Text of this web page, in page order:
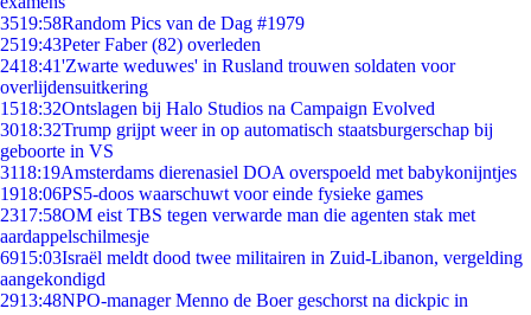
3519:58Random Pics van de Dag #1979
2519:43Peter Faber (82) overleden
2418:41'Zwarte weduwes' in Rusland trouwen soldaten voor
overlijdensuitkering
1518:32Ontslagen bij Halo Studios na Campaign Evolved
3018:32Trump grijpt weer in op automatisch staatsburgerschap bij
geboorte in VS
3118:19Amsterdams dierenasiel DOA overspoeld met babykonijntjes
1918:06PS5-doos waarschuwt voor einde fysieke games
2317:58OM eist TBS tegen verwarde man die agenten stak met
aardappelschilmesje
6915:03Israël meldt dood twee militairen in Zuid-Libanon, vergelding
aangekondigd
2913:48NPO-manager Menno de Boer geschorst na dickpic in